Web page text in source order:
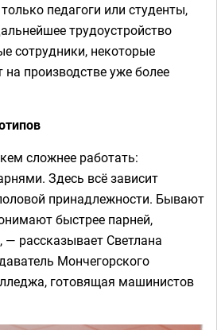
педагоги или студенты,
трудоустройство
сотрудники, некоторые
производстве уже более
сложнее работать:
Здесь всё зависит
принадлежности. Бывают
быстрее парней,
— рассказывает Светлана
Мончегорского
готовящая машинистов